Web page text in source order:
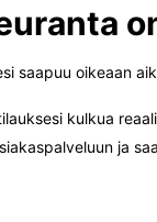
saapuu oikeaan
kulkua
ja